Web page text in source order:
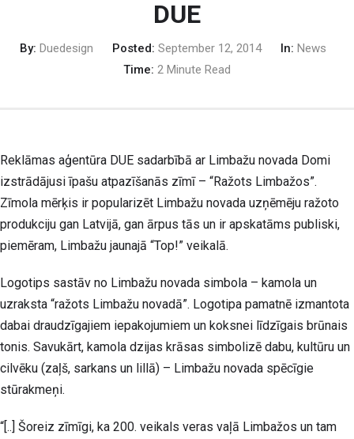
DUE
By: Duedesign Posted: September 12, 2014 In: News
Time: 2 Minute Read
Reklāmas aģentūra DUE sadarbībā ar Limbažu novada Domi
izstrādājusi īpašu atpazīšanās zīmī – “Ražots Limbažos”.
Zīmola mērķis ir popularizēt Limbažu novada uzņēmēju ražoto
produkciju gan Latvijā, gan ārpus tās un ir apskatāms publiski,
piemēram, Limbažu jaunajā “Top!” veikalā.
Logotips sastāv no Limbažu novada simbola – kamola un
uzraksta “ražots Limbažu novadā”. Logotipa pamatnē izmantota
dabai draudzīgajiem iepakojumiem un koksnei līdzīgais brūnais
tonis. Savukārt, kamola dzijas krāsas simbolizē dabu, kultūru un
cilvēku (zaļš, sarkans un lillā) – Limbažu novada spēcīgie
stūrakmeņi.
“[..] Šoreiz zīmīgi, ka 200. veikals veras vaļā Limbažos un tam